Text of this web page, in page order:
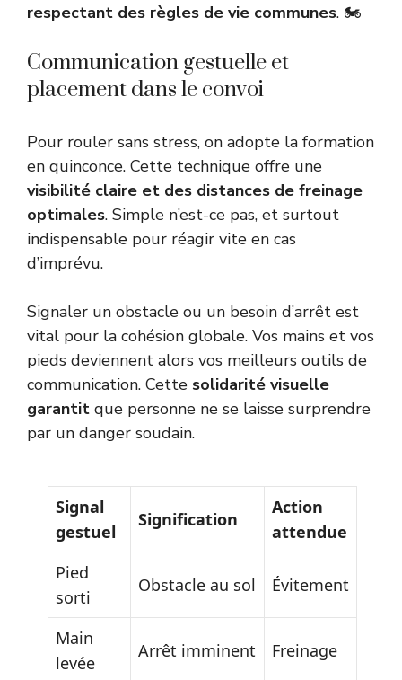
respectant des règles de vie communes. 🏍️
Communication gestuelle et
placement dans le convoi
Pour rouler sans stress, on adopte la formation
en quinconce. Cette technique offre une
visibilité claire et des distances de freinage
optimales. Simple n’est-ce pas, et surtout
indispensable pour réagir vite en cas
d’imprévu.
Signaler un obstacle ou un besoin d’arrêt est
vital pour la cohésion globale. Vos mains et vos
pieds deviennent alors vos meilleurs outils de
communication. Cette solidarité visuelle
garantit que personne ne se laisse surprendre
par un danger soudain.
Signal
gestuel
Signification
Action
attendue
Pied
sorti
Obstacle au sol Évitement
Main
levée
Arrêt imminent Freinage